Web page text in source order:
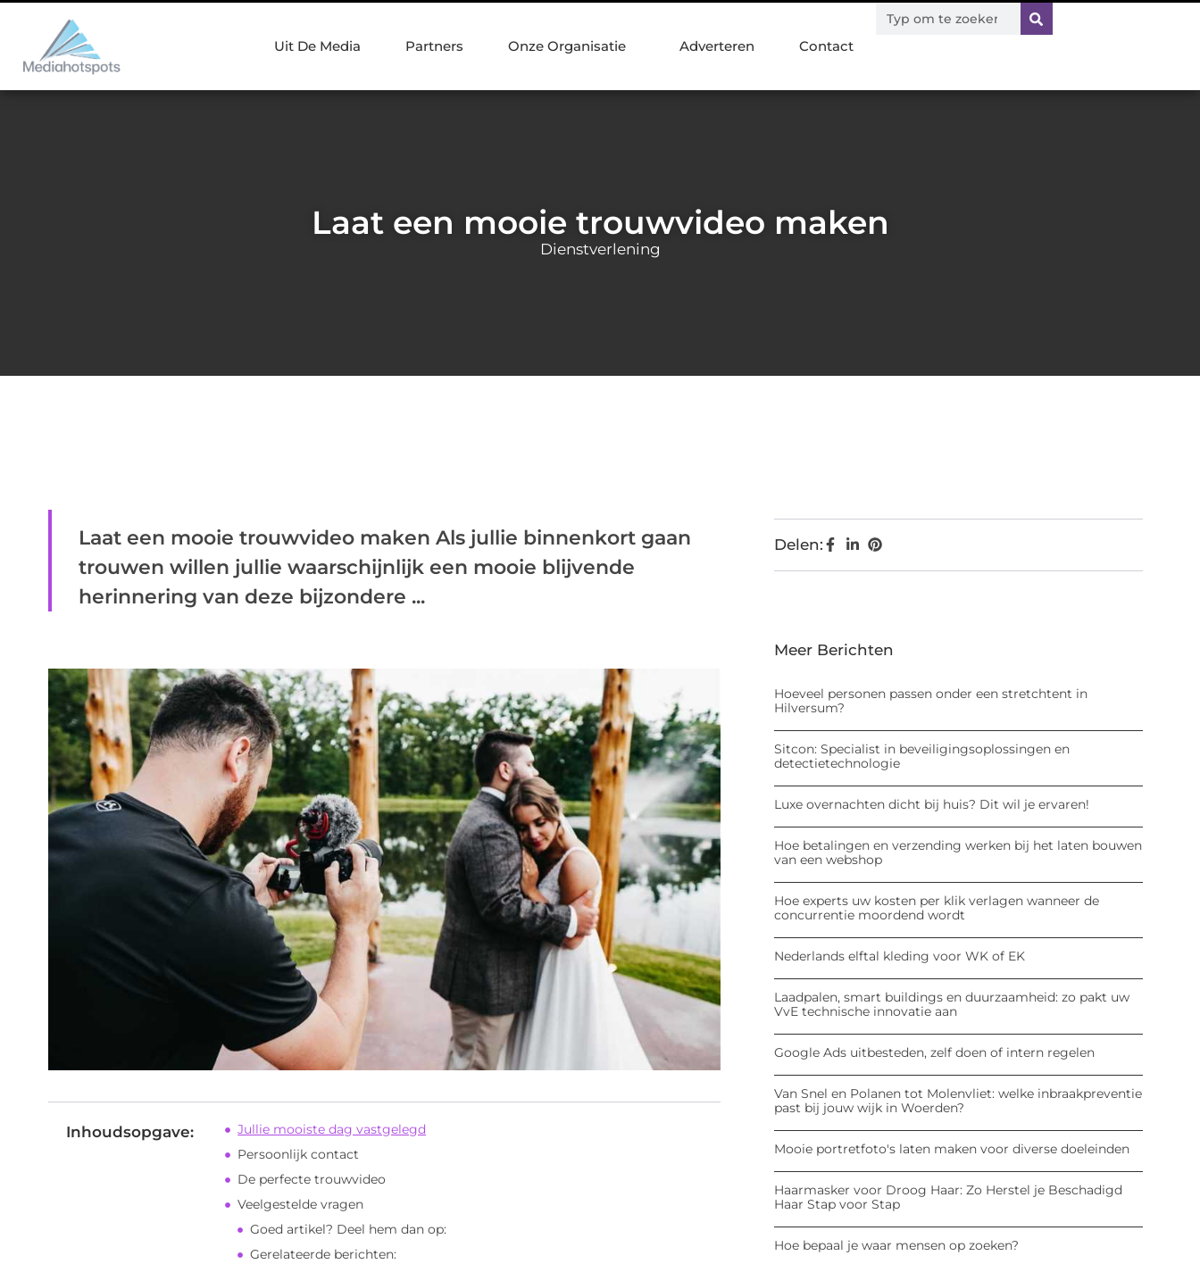
Uit De Media Partners Onze Organisatie Adverteren Contact
Laat een mooie trouwvideo maken
Dienstverlening
Laat een mooie trouwvideo maken Als jullie binnenkort gaan
trouwen willen jullie waarschijnlijk een mooie blijvende
herinnering van deze bijzondere ...
Inhoudsopgave:
Jullie mooiste dag vastgelegd
Persoonlijk contact
De perfecte trouwvideo
Veelgestelde vragen
Goed artikel? Deel hem dan op:
Gerelateerde berichten:
Delen:
Meer Berichten
Hoeveel personen passen onder een stretchtent in
Hilversum?
Sitcon: Specialist in beveiligingsoplossingen en
detectietechnologie
Luxe overnachten dicht bij huis? Dit wil je ervaren!
Hoe betalingen en verzending werken bij het laten bouwen
van een webshop
Hoe experts uw kosten per klik verlagen wanneer de
concurrentie moordend wordt
Nederlands elftal kleding voor WK of EK
Laadpalen, smart buildings en duurzaamheid: zo pakt uw
VvE technische innovatie aan
Google Ads uitbesteden, zelf doen of intern regelen
Van Snel en Polanen tot Molenvliet: welke inbraakpreventie
past bij jouw wijk in Woerden?
Mooie portretfoto's laten maken voor diverse doeleinden
Haarmasker voor Droog Haar: Zo Herstel je Beschadigd
Haar Stap voor Stap
Hoe bepaal je waar mensen op zoeken?